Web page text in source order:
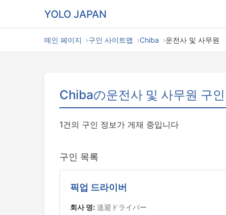
YOLO JAPAN
메인 페이지 구인 사이트맵 Chiba 운전사 및 사무원
Chibaの운전사 및 사무원 구인
1건의 구인 정보가 게재 중입니다
구인 목록
픽업 드라이버
회사 명: 送迎ドライバー